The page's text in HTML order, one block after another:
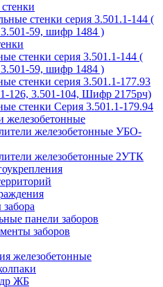
стенки серия 3.501.1-144 (
59, шифр 1484 )
стенки серия 3.501.1-144 (
59, шифр 1484 )
стенки серия 3.501.1-177.93
126, 3.501-104, Шифр 2175рч)
стенки Серия 3.501.1-179.94
железобетонные
железобетонные УБО-
железобетонные 2УТК
панели заборов
заборов
железобетонные
ЖБ